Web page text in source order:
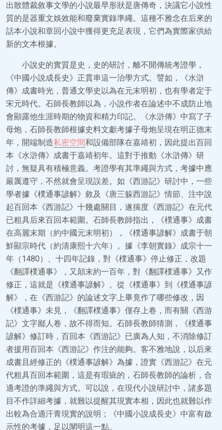
出散體裁敘事文學的小說最早形狀是唐傳奇，決議它小說性
質的是器重文娛效能和廢棄實錄準繩。這種不雅念在后來的
話本小說和章回小說中獲得更充足表現，它們為實際家供給
新的文本根據。
小說史的實質是史，史的研討，離不開傳統考證學，
《中國小說成長史》正貫串這一治學方式。譬如，《水滸
傳》成書時光，普通文學史以為在元末明初，也有學者定于
宋元時代。石師長教師以為，小說作者在論述中不成防止地
會顯露他生涯時期的物資和精力印記。《水滸傳》中寫了子
母炮，石師長教師根據史料文獻考據子母炮呈現在明正德末
年，開端制造私密空間和設備部隊在嘉靖初，因此提出百回
本《水滸傳》成書于嘉靖初年。這對于推動《水滸傳》研
討，無疑具有積極意義。考證學有其準繩與方式，考據中應
嚴厲遵守，不然就會呈現誤差。如《西游記》研討中，一些
學者據《樸通事諺解》敘及《唐三躲西游記》情節、注中說
起百回本《西游記》十幾處關目，遂揣度《西游記》在元代
已粗具后來百回本範圍。石師長教師指出，《樸通事》成書
在高麗末期（約中國元末明初），《樸通事諺解》成書于朝
鮮顯宗時代（約清康熙十六年）。據《李朝實錄》成宗十一
年（1480）、十四年記錄，對《樸通事》停止修正，改題
《翻譯樸通事》，又顛末約一百年，對《翻譯樸通事》又作
修正，這就是《樸通事諺解》。從《樸通事》到《樸通事諺
解》，在《西游記》的論述文字上畢竟作了哪些修改，因
《樸通事》未見，《翻譯樸通事》僅存上卷，而有關《西游
記》文字鄙人卷，故不得而知。石師長教師猜測，《樸通事
諺解》修訂時，百回本《西游記》已廣為人知，不消除修訂
者援用百回本《西游記》作注的能夠。客不雅地說，以后來
成書且經修正的《樸通事諺解》為據，證實《西游記》在元
代粗具百回本範圍，這是有瑕疵的，石師長教師的論析，合
適考證的準繩與方式。可以說，在現代小說研討中，諸多題
目不作詳細考據，就難以提醒其現實本相，因此也就難以作
出較為合適汗青現實的說明；《中國小說成長史》中富有啟
示性的考據，足以闡明這一點。